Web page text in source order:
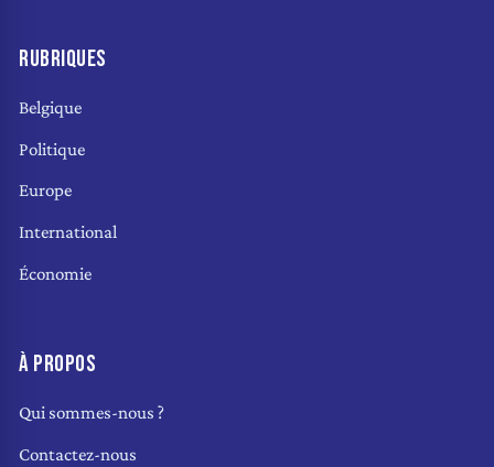
RUBRIQUES
Belgique
Politique
Europe
International
Économie
À PROPOS
Qui sommes-nous ?
Contactez-nous